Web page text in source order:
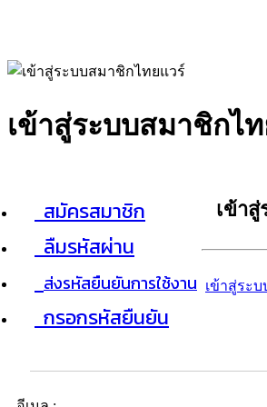
เข้าสู่ระบบสมาชิกไ
สมัครสมาชิก
ลืมรหัสผ่าน
ส่งรหัสยืนยันการใช้งาน
กรอกรหัสยืนยัน
เข้า
เข้าสู่ระบ